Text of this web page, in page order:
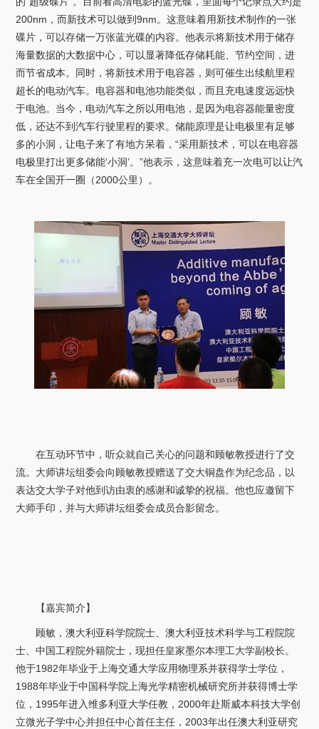
200nm，而新技术可以做到9nm。这意味着用新技术制作的一张
碟片，可以存储一万张蓝光碟的内容。他表示将新技术用于储存
海量数据的大数据中心，可以显著降低存储耗能、节约空间，进
而节省成本。同时，将新技术用于电容器，则可催生出续航里程
超长的电动汽车。电容器和电池功能类似，而且充电速度远远快
于电池。当今，电动汽车之所以用电池，是因为电容器能量密度
低，还达不到汽车行驶里程的要求。储能原理是让电极里有足够
多的小洞，让电子来了有地方呆着，“采用新技术，可以在电容器
电极里打出更多储能‘小洞’。”他表示，这意味着充一次电可以让汽
车在全国开一圈（2000公里）。
在互动环节中，听众就自己关心的问题和顾敏教授进行了交
流。大师讲坛组委会向顾敏教授赠送了交大铜盘作为纪念品，以
表达交大学子对他到访由衷的感谢和诚挚的祝福。他也应邀留下
大师手印，并与大师讲坛组委会成员合影留念。
【嘉宾简介】
顾敏，澳大利亚科学院院士、澳大利亚技术科学与工程院院
士、中国工程院外籍院士，现担任皇家墨尔本理工大学副校长。
他于1982年毕业于上海交通大学应用物理系并获得学士学位，
1988年毕业于中国科学院上海光学精密机械研究所并获得博士学
位，1995年进入维多利亚大学任教，2000年赴斯威本科技大学创
立微光子学中心并担任中心首任主任，2003年出任澳大利亚研究